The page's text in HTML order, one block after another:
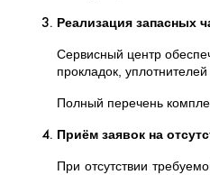
Реализация запасных
Сервисный центр
прокладок,
Полный перечень
Приём заявок на
При отсутствии